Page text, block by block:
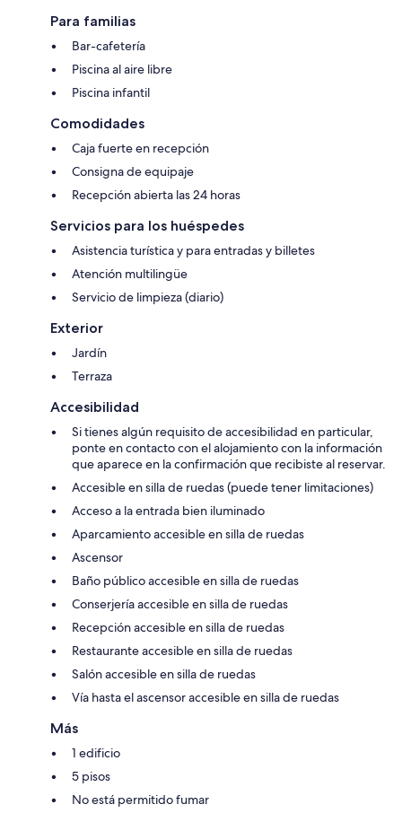
Para familias
Bar-cafetería
Piscina al aire libre
Piscina infantil
Comodidades
Caja fuerte en recepción
Consigna de equipaje
Recepción abierta las 24 horas
Servicios para los huéspedes
Asistencia turística y para entradas y billetes
Atención multilingüe
Servicio de limpieza (diario)
Exterior
Jardín
Terraza
Accesibilidad
Si tienes algún requisito de accesibilidad en particular,
ponte en contacto con el alojamiento con la información
que aparece en la confirmación que recibiste al reservar.
Accesible en silla de ruedas (puede tener limitaciones)
Acceso a la entrada bien iluminado
Aparcamiento accesible en silla de ruedas
Ascensor
Baño público accesible en silla de ruedas
Conserjería accesible en silla de ruedas
Recepción accesible en silla de ruedas
Restaurante accesible en silla de ruedas
Salón accesible en silla de ruedas
Vía hasta el ascensor accesible en silla de ruedas
Más
1 edificio
5 pisos
No está permitido fumar